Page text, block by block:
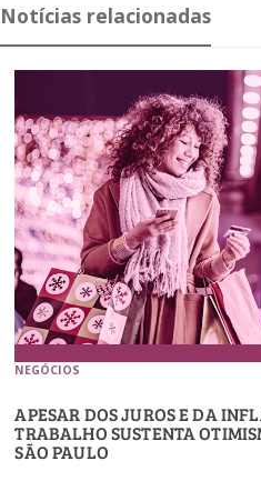
Notícias relacionadas
NEGÓCIOS
APESAR DOS JUROS E DA
TRABALHO SUSTENTA
SÃO PAULO